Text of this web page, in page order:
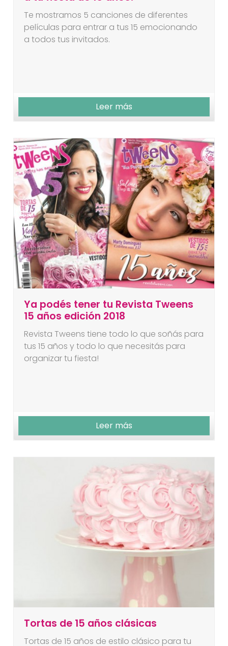
Te mostramos 5 canciones de diferentes
películas para entrar a tus 15 emocionando
a todos tus invitados.
Leer más
Ya podés tener tu Revista Tweens
15 años edición 2018
Revista Tweens tiene todo lo que soñás para
tus 15 años y todo lo que necesitás para
organizar tu fiesta!
Leer más
Tortas de 15 años clásicas
Tortas de 15 años de estilo clásico para tu